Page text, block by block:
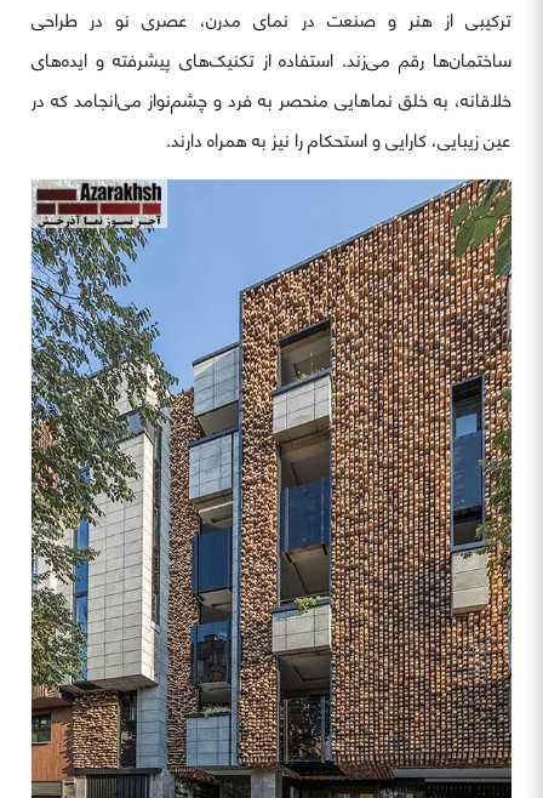
ترکیبی از هنر و صنعت در نمای مدرن، عصری نو در طراحی
ساختمان‌ها رقم می‌زند. استفاده از تکنیک‌های پیشرفته و ایده‌های
خلاقانه، به خلق نماهایی منحصر به فرد و چشم‌نواز می‌انجامد که در
عین زیبایی، کارایی و استحکام را نیز به همراه دارند.